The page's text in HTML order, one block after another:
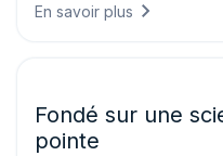
En savoir plus
Fondé sur une
pointe